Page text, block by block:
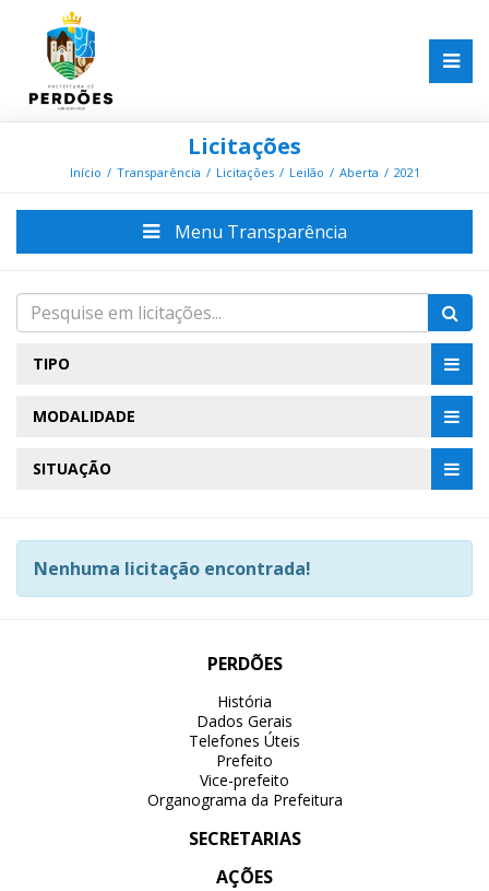
Licitações
Início Transparência Licitações Leilão Aberta 2021
Menu Transparência
TIPO
MODALIDADE
SITUAÇÃO
Nenhuma licitação encontrada!
PERDÕES
História
Dados Gerais
Telefones Úteis
Prefeito
Vice-prefeito
Organograma da Prefeitura
SECRETARIAS
AÇÕES